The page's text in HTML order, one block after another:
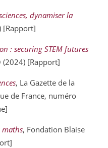
dynamiser la
[Rapport]
: securing STEM futures
(2024) [Rapport]
, La Gazette de la
de France, numéro
maths, Fondation Blaise